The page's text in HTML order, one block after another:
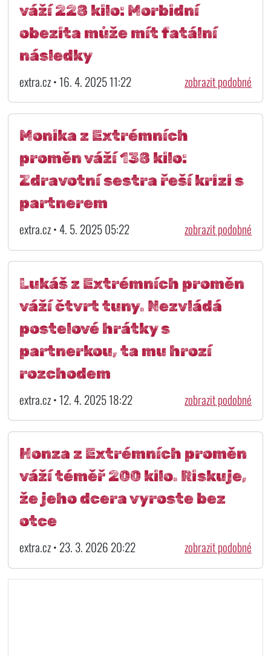
váží 228 kilo: Morbidní
obezita může mít fatální
následky
extra.cz • 16. 4. 2025 11:22 zobrazit podobné
Monika z Extrémních
proměn váží 138 kilo:
Zdravotní sestra řeší krizi s
partnerem
extra.cz • 4. 5. 2025 05:22 zobrazit podobné
Lukáš z Extrémních proměn
váží čtvrt tuny. Nezvládá
postelové hrátky s
partnerkou, ta mu hrozí
rozchodem
extra.cz • 12. 4. 2025 18:22 zobrazit podobné
Honza z Extrémních proměn
váží téměř 200 kilo. Riskuje,
že jeho dcera vyroste bez
otce
extra.cz • 23. 3. 2026 20:22 zobrazit podobné